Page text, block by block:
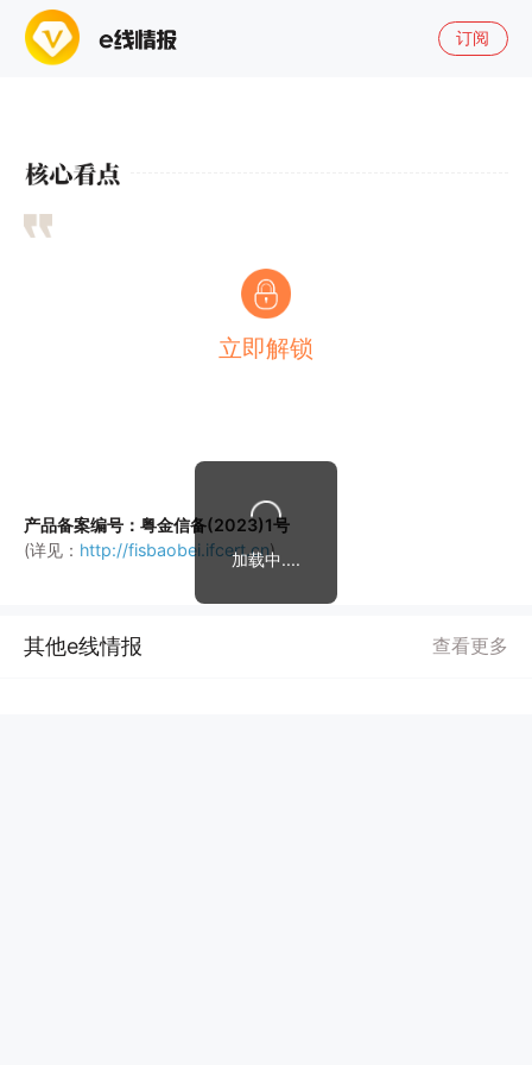
订阅
立即解锁
产品备案编号：粤金信备(2023)1号
(详见： http://fisbaobei.ifcert.cn)
其他e线情报 查看更多
加载中....